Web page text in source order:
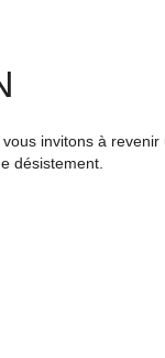
invitons à
désistement.